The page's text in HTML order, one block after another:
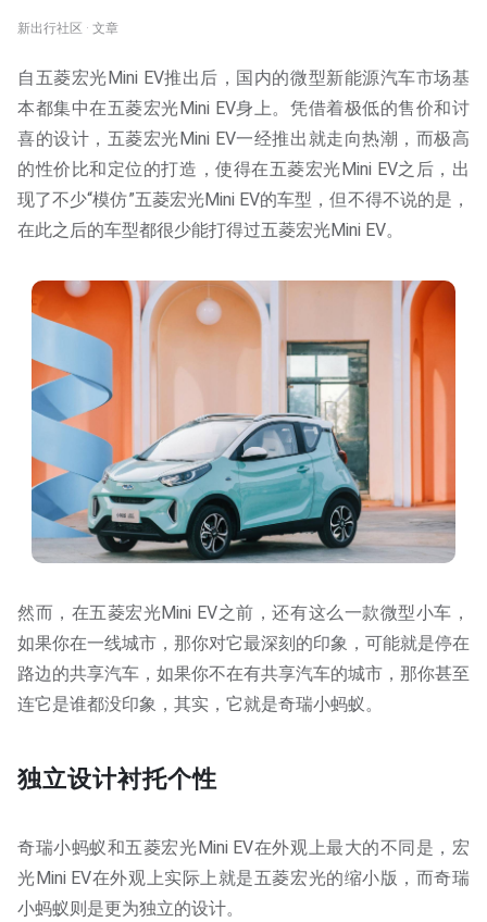
新出行社区 · 文章
自五菱宏光Mini EV推出后，国内的微型新能源汽车市场基
本都集中在五菱宏光Mini EV身上。凭借着极低的售价和讨
喜的设计，五菱宏光Mini EV一经推出就走向热潮，而极高
的性价比和定位的打造，使得在五菱宏光Mini EV之后，出
现了不少“模仿”五菱宏光Mini EV的车型，但不得不说的是，
在此之后的车型都很少能打得过五菱宏光Mini EV。
然而，在五菱宏光Mini EV之前，还有这么一款微型小车，
如果你在一线城市，那你对它最深刻的印象，可能就是停在
路边的共享汽车，如果你不在有共享汽车的城市，那你甚至
连它是谁都没印象，其实，它就是奇瑞小蚂蚁。
独立设计衬托个性
奇瑞小蚂蚁和五菱宏光Mini EV在外观上最大的不同是，宏
光Mini EV在外观上实际上就是五菱宏光的缩小版，而奇瑞
小蚂蚁则是更为独立的设计。